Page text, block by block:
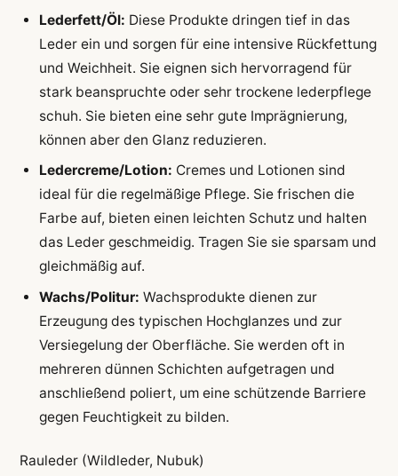
Lederfett/Öl: Diese Produkte dringen tief in das
Leder ein und sorgen für eine intensive Rückfettung
und Weichheit. Sie eignen sich hervorragend für
stark beanspruchte oder sehr trockene lederpflege
schuh. Sie bieten eine sehr gute Imprägnierung,
können aber den Glanz reduzieren.
Ledercreme/Lotion: Cremes und Lotionen sind
ideal für die regelmäßige Pflege. Sie frischen die
Farbe auf, bieten einen leichten Schutz und halten
das Leder geschmeidig. Tragen Sie sie sparsam und
gleichmäßig auf.
Wachs/Politur: Wachsprodukte dienen zur
Erzeugung des typischen Hochglanzes und zur
Versiegelung der Oberfläche. Sie werden oft in
mehreren dünnen Schichten aufgetragen und
anschließend poliert, um eine schützende Barriere
gegen Feuchtigkeit zu bilden.
Rauleder (Wildleder, Nubuk)